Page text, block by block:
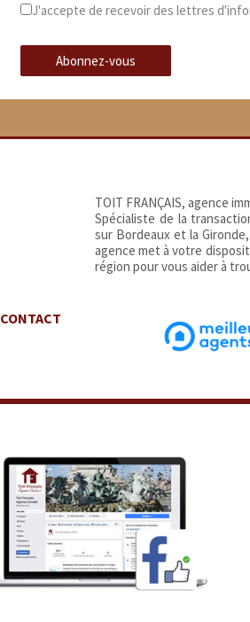
J'accepte de recevoir des lettres
CONTACT
TOIT FRANÇAIS, agence
Spécialiste de la
sur Bordeaux et la
agence met à votre
région pour vous aider à